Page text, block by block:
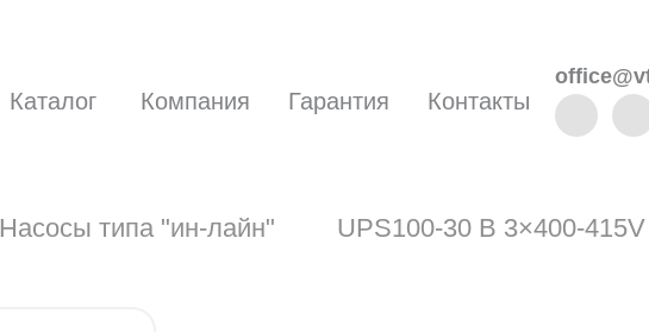
Каталог Компания Гарантия Контакты
Насосы типа "ин-лайн" UPS100-30 B 3×400-